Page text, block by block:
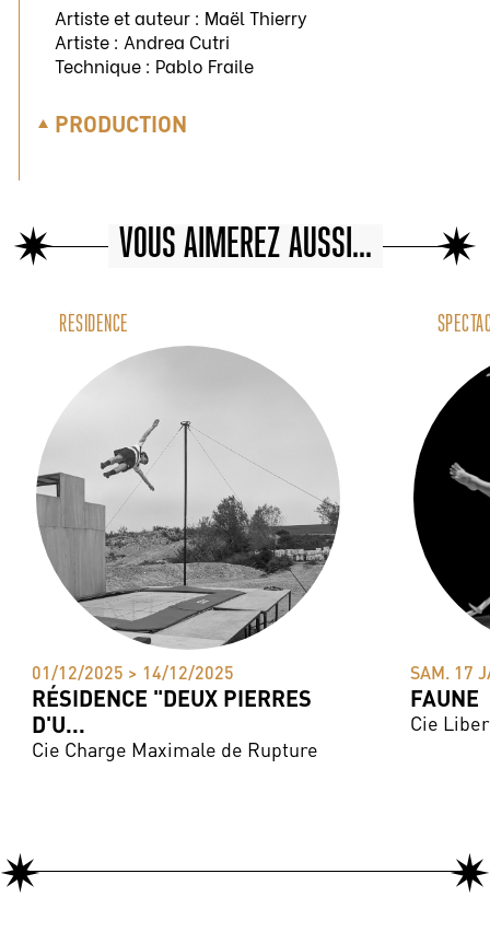
Artiste et auteur : Maël Thierry
Artiste : Andrea Cutri
Technique : Pablo Fraile
PRODUCTION
VOUS AIMEREZ AUSSI...
RÉSIDENCE
01/12/2025 > 14/12/2025
RÉSIDENCE "DEUX PIERRES
D'U...
Cie Charge Maximale de Rupture
SAM. 17
FAUNE
Cie